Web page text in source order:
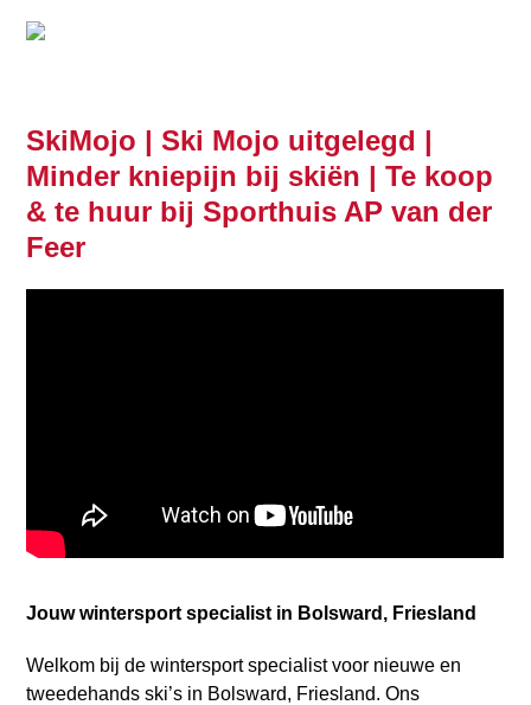
SkiMojo | Ski Mojo uitgelegd |
Minder kniepijn bij skiën | Te koop
& te huur bij Sporthuis AP van der
Feer
Jouw wintersport specialist in Bolsward, Friesland
Welkom bij de wintersport specialist voor nieuwe en
tweedehands ski’s in Bolsward, Friesland. Ons